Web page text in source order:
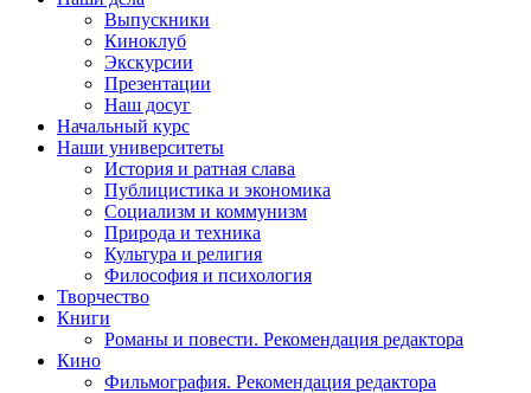
Выпускники
Киноклуб
Экскурсии
Презентации
Наш досуг
Начальный курс
Наши университеты
История и ратная слава
Публицистика и экономика
Социализм и коммунизм
Природа и техника
Культура и религия
Философия и психология
Творчество
Книги
Романы и повести. Рекомендация редактора
Кино
Фильмография. Рекомендация редактора